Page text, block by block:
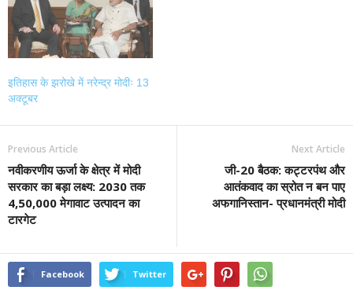
इतिहास के झरोखे में नरेन्द्र मोदीः 13
अक्टूबर
Previous Article
नवीकरणीय ऊर्जा के क्षेत्र में मोदी
सरकार का बड़ा लक्ष्य: 2030 तक
4,50,000 मेगावाट उत्पादन का
टारगेट
Next Article
जी-20 बैठक: कट्टरपंथ और
आतंकवाद का स्रोत न बन पाए
अफगानिस्‍तान- प्रधानमंत्री मोदी
Facebook Twitter